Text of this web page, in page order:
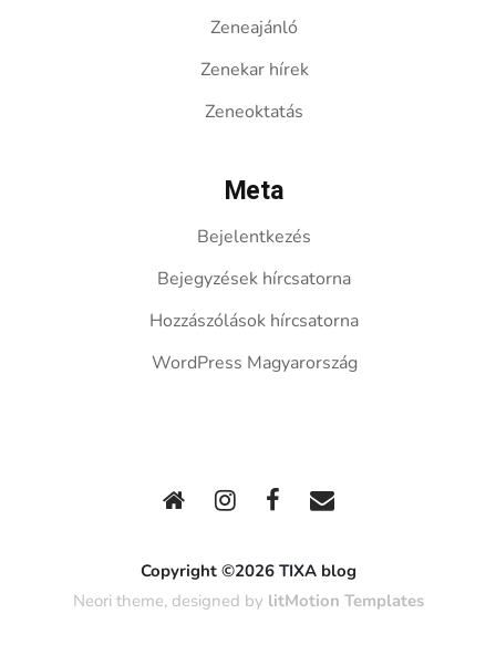
Zeneajánló
Zenekar hírek
Zeneoktatás
Meta
Bejelentkezés
Bejegyzések hírcsatorna
Hozzászólások hírcsatorna
WordPress Magyarország
Copyright ©2026 TIXA blog
Neori theme, designed by litMotion Templates